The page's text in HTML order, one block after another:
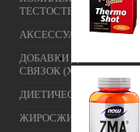
ТЕСТОСТЕРОНА)
АКСЕССУАРЫ
ДОБАВКИ ДЛЯ
СВЯЗОК
ДИЕТИЧЕСКОЕ ПИТАНИЕ
ЖИРОСЖИГАТЕЛИ